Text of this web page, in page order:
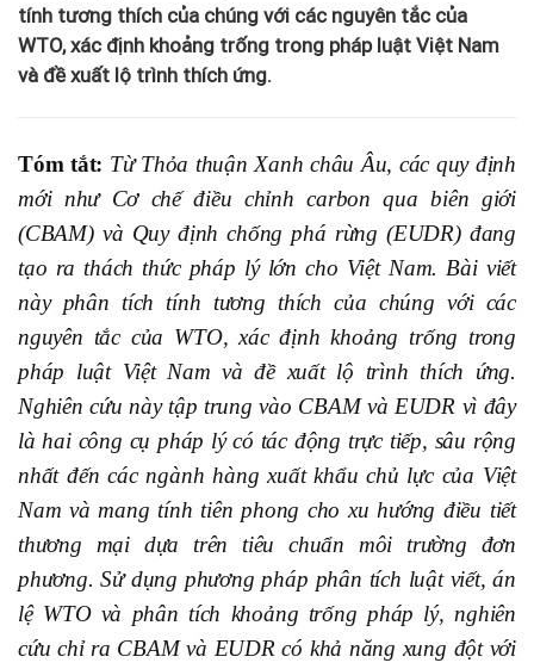
tính tương thích của chúng với các nguyên tắc của
WTO, xác định khoảng trống trong pháp luật Việt Nam
và đề xuất lộ trình thích ứng.
Tóm tắt: Từ Thỏa thuận Xanh châu Âu, các quy định
mới như Cơ chế điều chỉnh carbon qua biên giới
(CBAM) và Quy định chống phá rừng (EUDR) đang
tạo ra thách thức pháp lý lớn cho Việt Nam. Bài viết
này phân tích tính tương thích của chúng với các
nguyên tắc của WTO, xác định khoảng trống trong
pháp luật Việt Nam và đề xuất lộ trình thích ứng.
Nghiên cứu này tập trung vào CBAM và EUDR vì đây
là hai công cụ pháp lý có tác động trực tiếp, sâu rộng
nhất đến các ngành hàng xuất khẩu chủ lực của Việt
Nam và mang tính tiên phong cho xu hướng điều tiết
thương mại dựa trên tiêu chuẩn môi trường đơn
phương. Sử dụng phương pháp phân tích luật viết, án
lệ WTO và phân tích khoảng trống pháp lý, nghiên
cứu chỉ ra CBAM và EUDR có khả năng xung đột với